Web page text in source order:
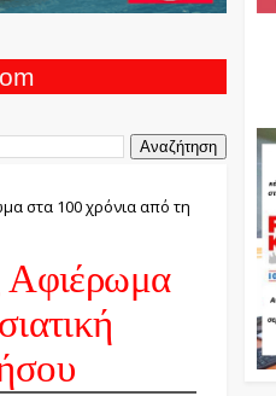
στα 100 χρόνια από τη
Αφιέρωμα